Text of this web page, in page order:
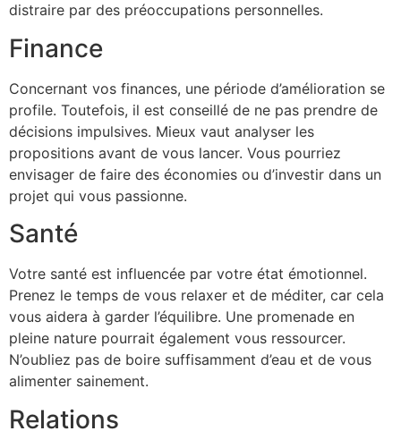
distraire par des préoccupations personnelles.
Finance
Concernant vos finances, une période d’amélioration se
profile. Toutefois, il est conseillé de ne pas prendre de
décisions impulsives. Mieux vaut analyser les
propositions avant de vous lancer. Vous pourriez
envisager de faire des économies ou d’investir dans un
projet qui vous passionne.
Santé
Votre santé est influencée par votre état émotionnel.
Prenez le temps de vous relaxer et de méditer, car cela
vous aidera à garder l’équilibre. Une promenade en
pleine nature pourrait également vous ressourcer.
N’oubliez pas de boire suffisamment d’eau et de vous
alimenter sainement.
Relations